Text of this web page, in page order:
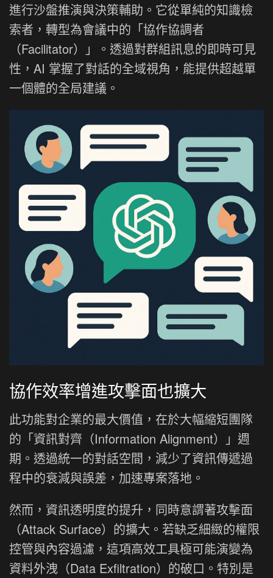
進行沙盤推演與決策輔助。它從單純的知識檢
索者，轉型為會議中的「協作協調者
（Facilitator）」。透過對群組訊息的即時可見
性，AI 掌握了對話的全域視角，能提供超越單
一個體的全局建議。
協作效率增進攻擊面也擴大
此功能對企業的最大價值，在於大幅縮短團隊
的「資訊對齊（Information Alignment）」週
期。透過統一的對話空間，減少了資訊傳遞過
程中的衰減與誤差，加速專案落地。
然而，資訊透明度的提升，同時意謂著攻擊面
（Attack Surface）的擴大。若缺乏細緻的權限
控管與內容過濾，這項高效工具極可能演變為
資料外洩（Data Exfiltration）的破口。特別是